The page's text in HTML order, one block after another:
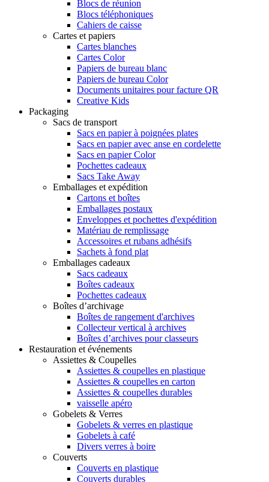
Blocs de réunion
Blocs téléphoniques
Cahiers de caisse
Cartes et papiers
Cartes blanches
Cartes Color
Papiers de bureau blanc
Papiers de bureau Color
Documents unitaires pour facture QR
Creative Kids
Packaging
Sacs de transport
Sacs en papier à poignées plates
Sacs en papier avec anse en cordelette
Sacs en papier Color
Pochettes cadeaux
Sacs Take Away
Emballages et expédition
Cartons et boîtes
Emballages postaux
Enveloppes et pochettes d'expédition
Matériau de remplissage
Accessoires et rubans adhésifs
Sachets à fond plat
Emballages cadeaux
Sacs cadeaux
Boîtes cadeaux
Pochettes cadeaux
Boîtes d’archivage
Boîtes de rangement d'archives
Collecteur vertical à archives
Boîtes d’archives pour classeurs
Restauration et événements
Assiettes & Coupelles
Assiettes & coupelles en plastique
Assiettes & coupelles en carton
Assiettes & coupelles durables
vaisselle apéro
Gobelets & Verres
Gobelets & verres en plastique
Gobelets à café
Divers verres à boire
Couverts
Couverts en plastique
Couverts durables